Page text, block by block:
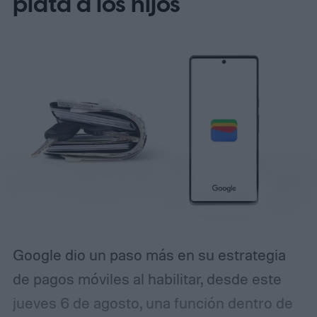
independiente de la conexión a internet. El
una Raspberry Pi 5 e incluye un micrófono
impresa en 3D, creando un traductor
autónomo que puedes llevar casi a
cualquier parte.Traducción de IA, sin la
Google dio un paso más en su estrategia
de pagos móviles al habilitar, desde este
jueves 6 de agosto, una función dentro de